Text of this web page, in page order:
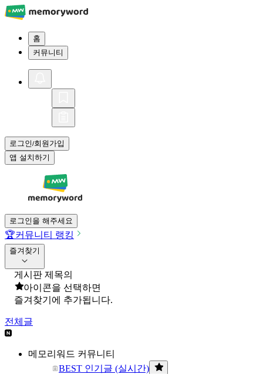
홈
커뮤니티
로그인/회원가입
앱 설치하기
로그인을 해주세요
🏆커뮤니티 랭킹
즐겨찾기
게시판 제목의
아이콘을 선택하면
즐겨찾기에 추가됩니다.
전체글
메모리워드 커뮤니티
BEST 인기글 (실시간)